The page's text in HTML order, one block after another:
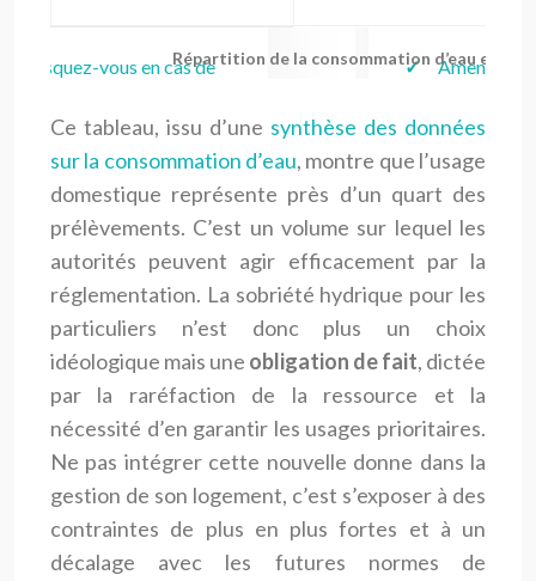
Répartition de la consommation d’eau en
Ce tableau, issu d’une synthèse des données
sur la consommation d’eau, montre que l’usage
domestique représente près d’un quart des
prélèvements. C’est un volume sur lequel les
autorités peuvent agir efficacement par la
réglementation. La sobriété hydrique pour les
particuliers n’est donc plus un choix
idéologique mais une obligation de fait, dictée
par la raréfaction de la ressource et la
nécessité d’en garantir les usages prioritaires.
Ne pas intégrer cette nouvelle donne dans la
gestion de son logement, c’est s’exposer à des
contraintes de plus en plus fortes et à un
décalage avec les futures normes de